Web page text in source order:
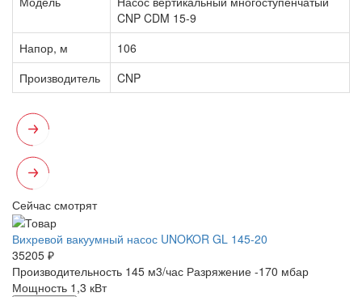
CNP CDM 15-9
Напор, м
106
Производитель
CNP
Сейчас смотрят
Вихревой вакуумный насос UNOKOR GL 145-20
35205 ₽
Производительность 145 м3/час Разряжение -170 мбар
Мощность 1,3 кВт